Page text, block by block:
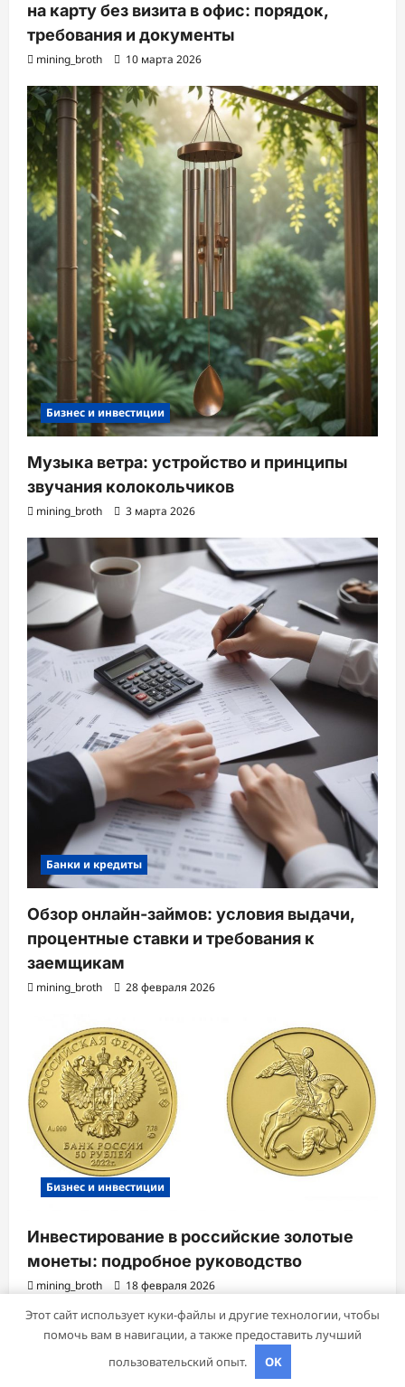
на карту без визита в офис: порядок,
требования и документы
mining_broth 10 марта 2026
Бизнес и инвестиции
Музыка ветра: устройство и принципы
звучания колокольчиков
mining_broth 3 марта 2026
Банки и кредиты
Обзор онлайн-займов: условия выдачи,
процентные ставки и требования к
заемщикам
mining_broth 28 февраля 2026
Бизнес и инвестиции
Инвестирование в российские золотые
монеты: подробное руководство
mining_broth 18 февраля 2026
Авторское право © 2026 Все права зарезервированы.
ReviewNewsот AF themes.
Этот сайт использует куки-файлы и другие технологии, чтобы
помочь вам в навигации, а также предоставить лучший
пользовательский опыт.
OK